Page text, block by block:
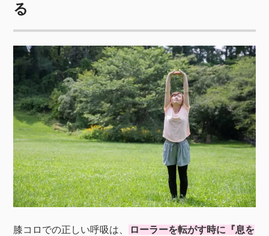
る
膝コロでの正しい呼吸は、
ローラーを転がす時に『息を